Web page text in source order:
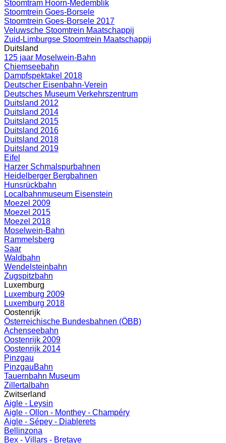
Stoomtram Hoorn-Medemblik
Stoomtrein Goes-Borsele
Stoomtrein Goes-Borsele 2017
Veluwsche Stoomtrein Maatschappij
Zuid-Limburgse Stoomtrein Maatschappij
Duitsland
125 jaar Moselwein-Bahn
Chiemseebahn
Dampfspektakel 2018
Deutscher Eisenbahn-Verein
Deutsches Museum Verkehrszentrum
Duitsland 2012
Duitsland 2014
Duitsland 2015
Duitsland 2016
Duitsland 2018
Duitsland 2019
Eifel
Harzer Schmalspurbahnen
Heidelberger Bergbahnen
Hunsrückbahn
Localbahnmuseum Eisenstein
Moezel 2009
Moezel 2015
Moezel 2018
Moselwein-Bahn
Rammelsberg
Saar
Waldbahn
Wendelsteinbahn
Zugspitzbahn
Luxemburg
Luxemburg 2009
Luxemburg 2018
Oostenrijk
Österreichische Bundesbahnen (ÖBB)
Achenseebahn
Oostenrijk 2009
Oostenrijk 2014
Pinzgau
PinzgauBahn
Tauernbahn Museum
Zillertalbahn
Zwitserland
Aigle - Leysin
Aigle - Ollon - Monthey - Champéry
Aigle - Sépey - Diablerets
Bellinzona
Bex - Villars - Bretaye